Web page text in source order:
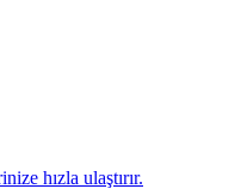
hızla ulaştırır.